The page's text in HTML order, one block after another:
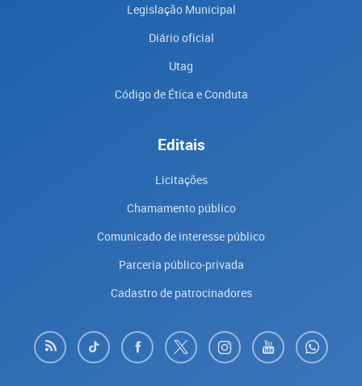
Legislação Municipal
Diário oficial
Utag
Código de Ética e Conduta
Editais
Licitações
Chamamento público
Comunicado de interesse público
Parceria público-privada
Cadastro de patrocinadores